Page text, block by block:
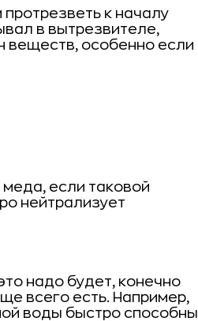
к началу
в вытрезвителе,
веществ, особенно если
если таковой
нейтрализует
надо будет, конечно
всего есть. Например,
воды быстро способны